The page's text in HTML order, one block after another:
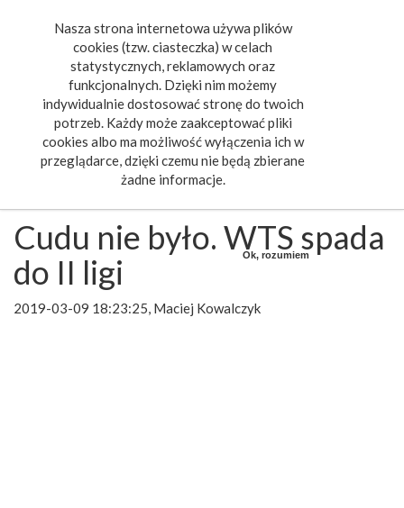
Nasza strona internetowa używa plików
cookies (tzw. ciasteczka) w celach
statystycznych, reklamowych oraz
funkcjonalnych. Dzięki nim możemy
indywidualnie dostosować stronę do twoich
potrzeb. Każdy może zaakceptować pliki
cookies albo ma możliwość wyłączenia ich w
przeglądarce, dzięki czemu nie będą zbierane
żadne informacje.
Ok, rozumiem
Cudu nie było. WTS spada
do II ligi
2019-03-09 18:23:25, Maciej Kowalczyk